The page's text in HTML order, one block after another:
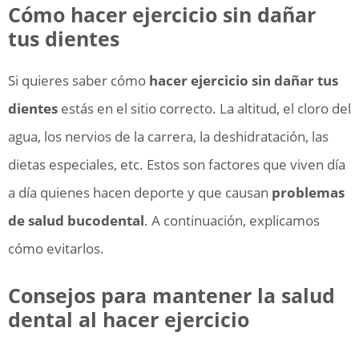
Cómo hacer ejercicio sin dañar
tus dientes
Si quieres saber cómo hacer ejercicio sin dañar tus
dientes estás en el sitio correcto. La altitud, el cloro del
agua, los nervios de la carrera, la deshidratación, las
dietas especiales, etc. Estos son factores que viven día
a día quienes hacen deporte y que causan problemas
de salud bucodental. A continuación, explicamos
cómo evitarlos.
Consejos para mantener la salud
dental al hacer ejercicio